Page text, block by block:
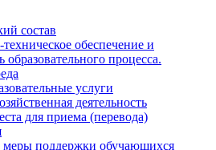
состав
обеспечение и
образовательного процесса.
услуги
деятельность
для приема (перевода)
поддержки обучающихся